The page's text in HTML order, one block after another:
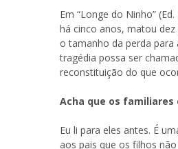
Em “Longe do Ninho”
há cinco anos, matou
o tamanho da perda para
tragédia possa ser
reconstituição do que
Acha que os
Eu li para eles antes. É
aos pais que os filhos